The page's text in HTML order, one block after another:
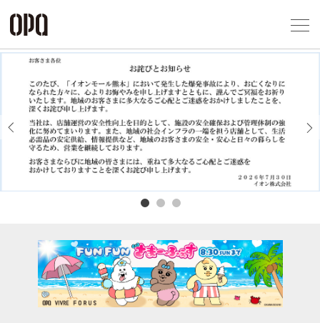
Previous
企業情報
お問い合わせ
プライバシ
ソーシャル